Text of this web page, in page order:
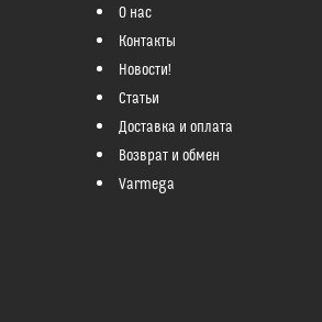
О нас
Контакты
Новости!
Статьи
Доставка и оплата
Возврат и обмен
Varmega